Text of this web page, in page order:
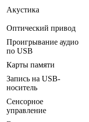
Акустика
Оптический привод
Проигрывание аудио
по USB
Карты памяти
Запись на USB-
носитель
Сенсорное
управление